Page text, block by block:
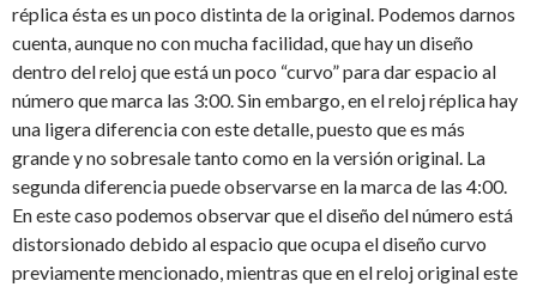
réplica ésta es un poco distinta de la original. Podemos darnos
cuenta, aunque no con mucha facilidad, que hay un diseño
dentro del reloj que está un poco “curvo” para dar espacio al
número que marca las 3:00. Sin embargo, en el reloj réplica hay
una ligera diferencia con este detalle, puesto que es más
grande y no sobresale tanto como en la versión original. La
segunda diferencia puede observarse en la marca de las 4:00.
En este caso podemos observar que el diseño del número está
distorsionado debido al espacio que ocupa el diseño curvo
previamente mencionado, mientras que en el reloj original este